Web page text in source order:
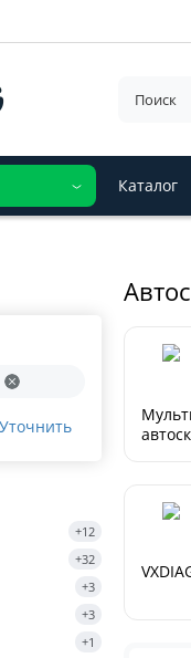
Каталог
Уточнить
+12
+32
+3
+3
+1